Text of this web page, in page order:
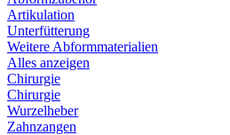
Artikulation
Unterfütterung
Weitere Abformmaterialien
Alles anzeigen
Chirurgie
Chirurgie
Wurzelheber
Zahnzangen